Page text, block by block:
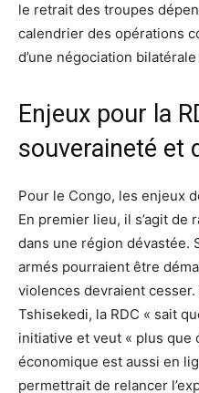
le retrait des troupes
calendrier des opérations
d’une négociation
Enjeux pour la
souveraineté et
Pour le Congo, les enjeux
En premier lieu, il s’agit de
dans une région dévastée.
armés pourraient être
violences devraient cesser.
Tshisekedi, la RDC « sait
initiative et veut « plus que
économique est aussi en
permettrait de relancer